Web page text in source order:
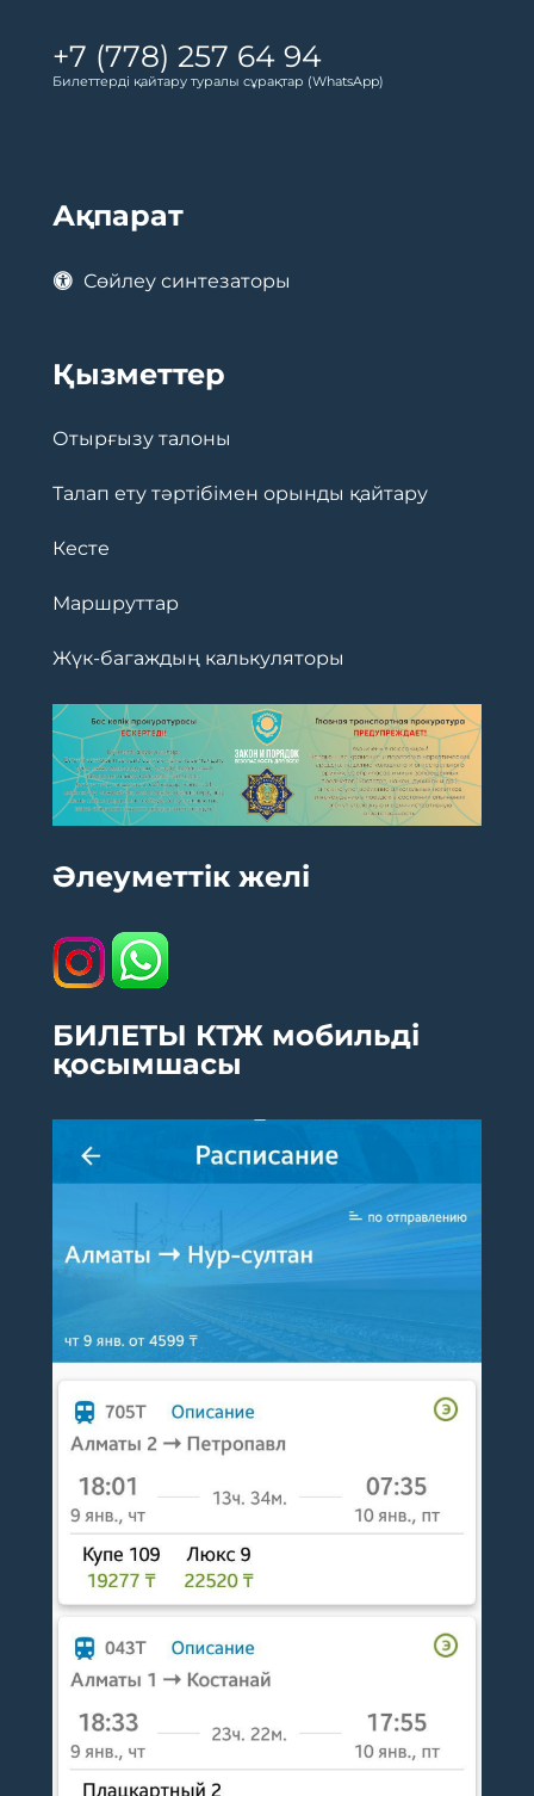
+7 (778) 257 64 94
Билеттерді қайтару туралы сұрақтар (WhatsApp)
Ақпарат
Сөйлеу синтезаторы
Қызметтер
Отырғызу талоны
Талап ету тәртібімен орынды қайтару
Кесте
Маршруттар
Жүк-багаждың калькуляторы
Әлеуметтік желі
БИЛЕТЫ КТЖ мобильді
қосымшасы